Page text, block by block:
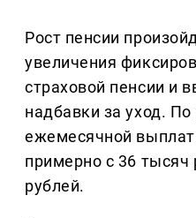
Рост пенсии
увеличения
страховой пенсии и
надбавки за уход.
ежемесячной
примерно с 36 тысяч
рублей.